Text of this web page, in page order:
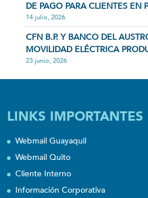
DE PAGO PARA CLIENTES EN
14 julio, 2026
CFN B.P. Y BANCO DEL
MOVILIDAD ELÉCTRICA
23 junio, 2026
LINKS IMPORTANTES
Webmail Guayaquil
Webmail Quito
Cliente Interno
Información Corporativa